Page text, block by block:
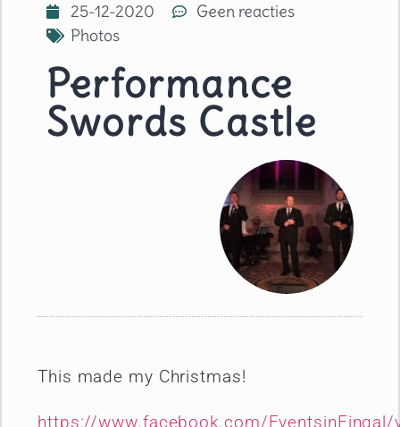
25-12-2020
Geen reacties
Photos
Performance
Swords Castle
This made my Christmas!
https://www.facebook.com/